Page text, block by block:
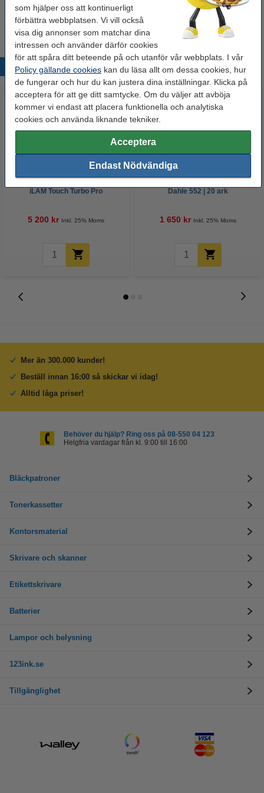
som hjälper oss att kontinuerligt
förbättra webbplatsen. Vi vill också
visa dig annonser som matchar dina
intressen och använder därför cookies
för att spåra ditt beteende på och utanför vår webbplats. I vår
Policy gällande cookies kan du läsa allt om dessa cookies, hur
de fungerar och hur du kan justera dina inställningar. Klicka på
acceptera för att ge ditt samtycke. Om du väljer att avböja
kommer vi endast att placera funktionella och analytiska
cookies och använda liknande tekniker.
Acceptera
Endast Nödvändiga
Tips
Vi råder er att beställa denna produkt istället för originalprodukten!
Populära produkter
Lamineringsmaskin A3 | Leitz
iLAM Touch Turbo Pro
5 200 kr Inkl. 25% Moms
Pappersskärare rullblad A3 |
Dahle 552 | 20 ark
1 650 kr Inkl. 25% Moms
Mer än 300.000 kunder!
Beställ innan 16:00 så skickar vi idag!
Alltid låga priser!
Behöver du hjälp? Ring oss på 08-550 04 123
Helgfria vardagar från kl. 9:00 till 16:00
Bläckpatroner
Tonerkassetter
Kontorsmaterial
Skrivare och skanner
Etikettskrivare
Batterier
Lampor och belysning
123ink.se
Tillgänglighet